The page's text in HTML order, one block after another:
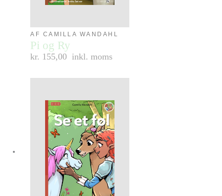
AF CAMILLA WANDAHL
Pi og Ry
kr. 155,00 inkl. moms